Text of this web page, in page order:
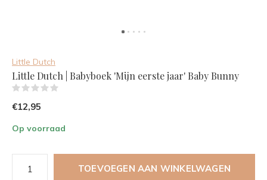
Little Dutch
Little Dutch | Babyboek 'Mijn eerste jaar' Baby Bunny
€12,95
Op voorraad
TOEVOEGEN AAN WINKELWAGEN